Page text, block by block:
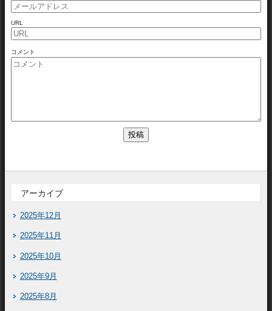
URL
コメント
アーカイブ
2025年12月
2025年11月
2025年10月
2025年9月
2025年8月